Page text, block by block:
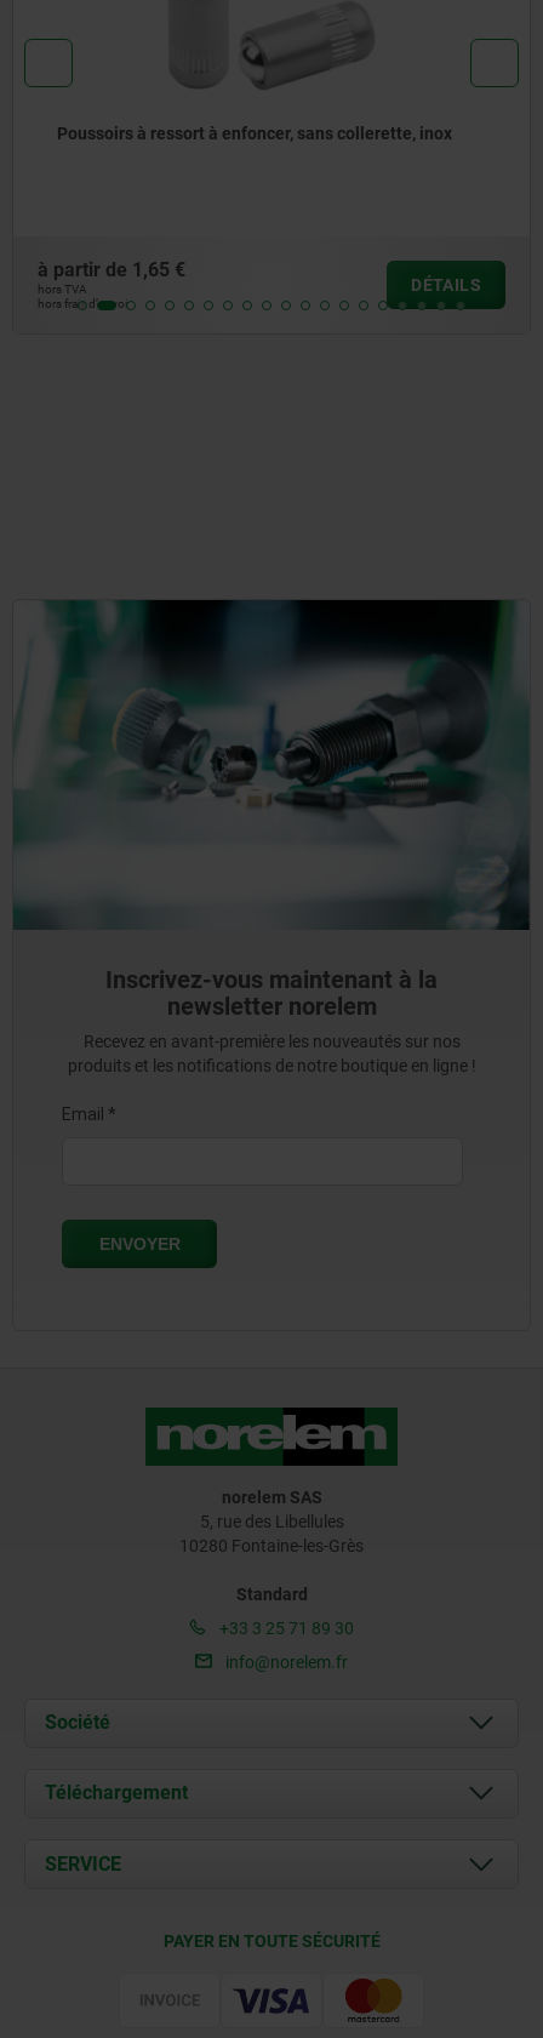
Poussoirs à ressort à enfoncer, sans collerette, acier
à partir de1,31 €
hors TVA
hors frais d’envoi
DÉTAILS
Inscrivez-vous maintenant à la
newsletter norelem
Recevez en avant-première les nouveautés sur nos
produits et les notifications de notre boutique en ligne !
norelem SAS
5, rue des Libellules
10280 Fontaine-les-Grès
Standard
+33 3 25 71 89 30
info@norelem.fr
Société
À propos de nous
Contact
Téléchargement
Documents
SERVICE
PAYER EN TOUTE SÉCURITÉ